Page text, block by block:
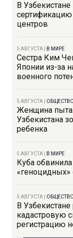
В
центров
5 АВГУСТА В МИРЕ
Сестра Ким
Японии из-за
военного
5 АВГУСТА ОБЩЕСТВО
Женщина
Узбекистана
ребенка
5 АВГУСТА В МИРЕ
Куба
«геноцидных»
5 АВГУСТА ОБЩЕСТВО
В
кадастровую
регистрацию